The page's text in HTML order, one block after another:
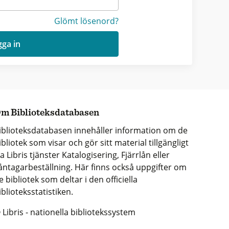
Glömt lösenord?
in
Biblioteksdatabasen
innehåller information om de
som visar och gör sitt material tillgängligt
Libris tjänster Katalogisering, Fjärrlån eller
Här finns också uppgifter om
bibliotek som deltar i den officiella
- nationella bibliotekssystem